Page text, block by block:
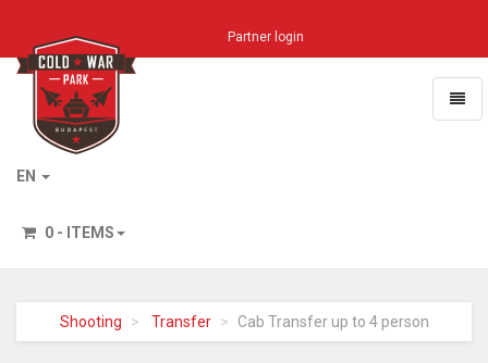
Partner login
Home
EN
0 - ITEMS
Shooting Transfer Cab Transfer up to 4 person